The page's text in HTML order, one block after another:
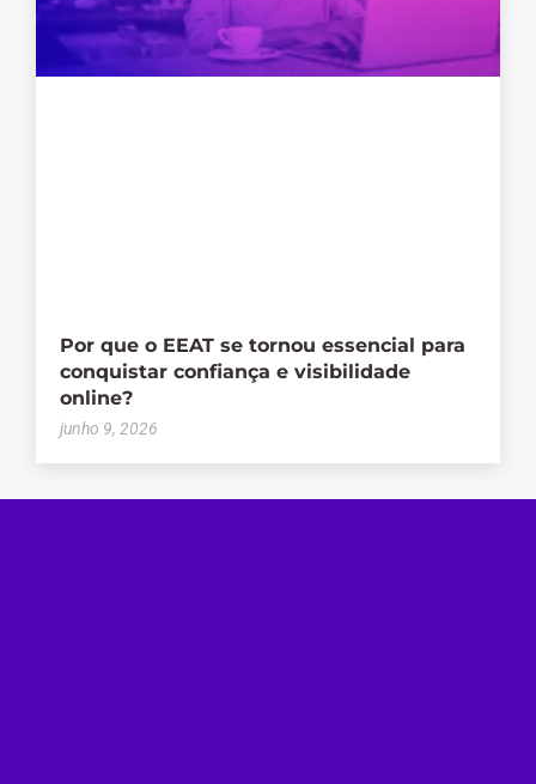
Por que o EEAT se tornou essencial para
conquistar confiança e visibilidade
online?
junho 9, 2026